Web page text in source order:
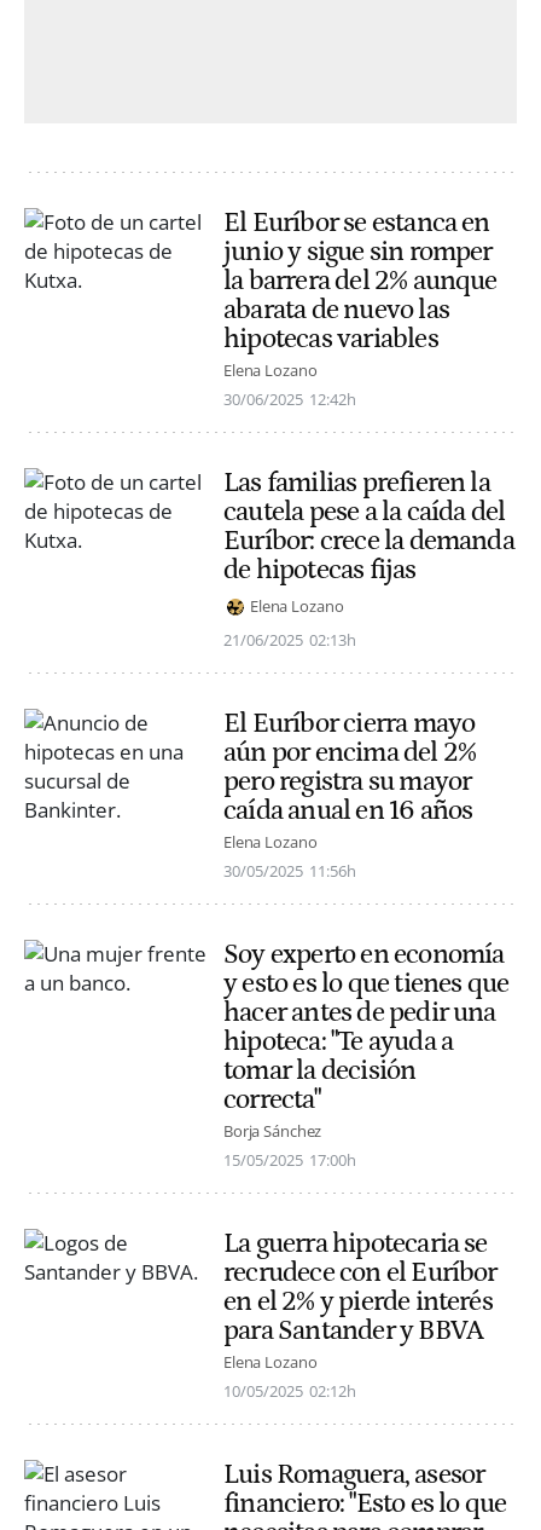
El Euríbor se estanca en
junio y sigue sin romper
la barrera del 2% aunque
abarata de nuevo las
hipotecas variables
Elena Lozano
30/06/2025 12:42h
Las familias prefieren la
cautela pese a la caída del
Euríbor: crece la demanda
de hipotecas fijas
Elena Lozano
21/06/2025 02:13h
El Euríbor cierra mayo
aún por encima del 2%
pero registra su mayor
caída anual en 16 años
Elena Lozano
30/05/2025 11:56h
Soy experto en economía
y esto es lo que tienes que
hacer antes de pedir una
hipoteca: "Te ayuda a
tomar la decisión
correcta"
Borja Sánchez
15/05/2025 17:00h
La guerra hipotecaria se
recrudece con el Euríbor
en el 2% y pierde interés
para Santander y BBVA
Elena Lozano
10/05/2025 02:12h
Luis Romaguera, asesor
financiero: "Esto es lo que